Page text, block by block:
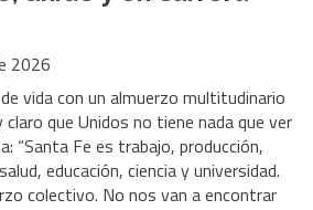
2026
vida con un almuerzo multitudinario
que Unidos no tiene nada que ver
“Santa Fe es trabajo, producción,
educación, ciencia y universidad.
colectivo. No nos van a encontrar